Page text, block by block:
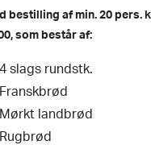
bestilling af min. 20 pers.
som består af:
4 slags rundstk.
Franskbrød
Mørkt landbrød
Rugbrød